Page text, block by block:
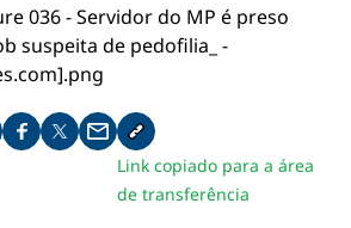
pelo whatsapp
Compartilhar no facebook
Compartilhar no twitter
Compartilhe pelo email
Copiar link da notícia
Link copiado para a área
de transferência